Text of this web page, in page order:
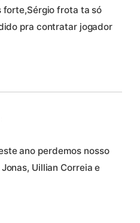
forte,Sérgio frota ta só
pra contratar jogador
ano perdemos nosso
Uillian Correia e